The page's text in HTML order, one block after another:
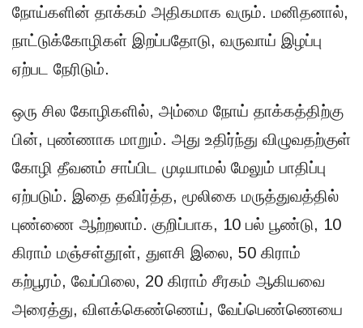
நோய்களின் தாக்கம் அதிகமாக வரும். மனிதனால்,
நாட்டுக்கோழிகள் இறப்பதோடு, வருவாய் இழப்பு
ஏற்பட நேரிடும்.
ஒரு சில கோழிகளில், அம்மை நோய் தாக்கத்திற்கு
பின், புண்ணாக மாறும். அது உதிர்ந்து விழுவதற்குள்
கோழி தீவனம் சாப்பிட முடியாமல் மேலும் பாதிப்பு
ஏற்படும். இதை தவிர்த்த, மூலிகை மருத்துவத்தில்
புண்ணை ஆற்றலாம். குறிப்பாக, 10 பல் பூண்டு, 10
கிராம் மஞ்சள்தூள், துளசி இலை, 50 கிராம்
கற்பூரம், வேப்பிலை, 20 கிராம் சீரகம் ஆகியவை
அரைத்து, விளக்கெண்ணெய், வேப்பெண்ணெயை